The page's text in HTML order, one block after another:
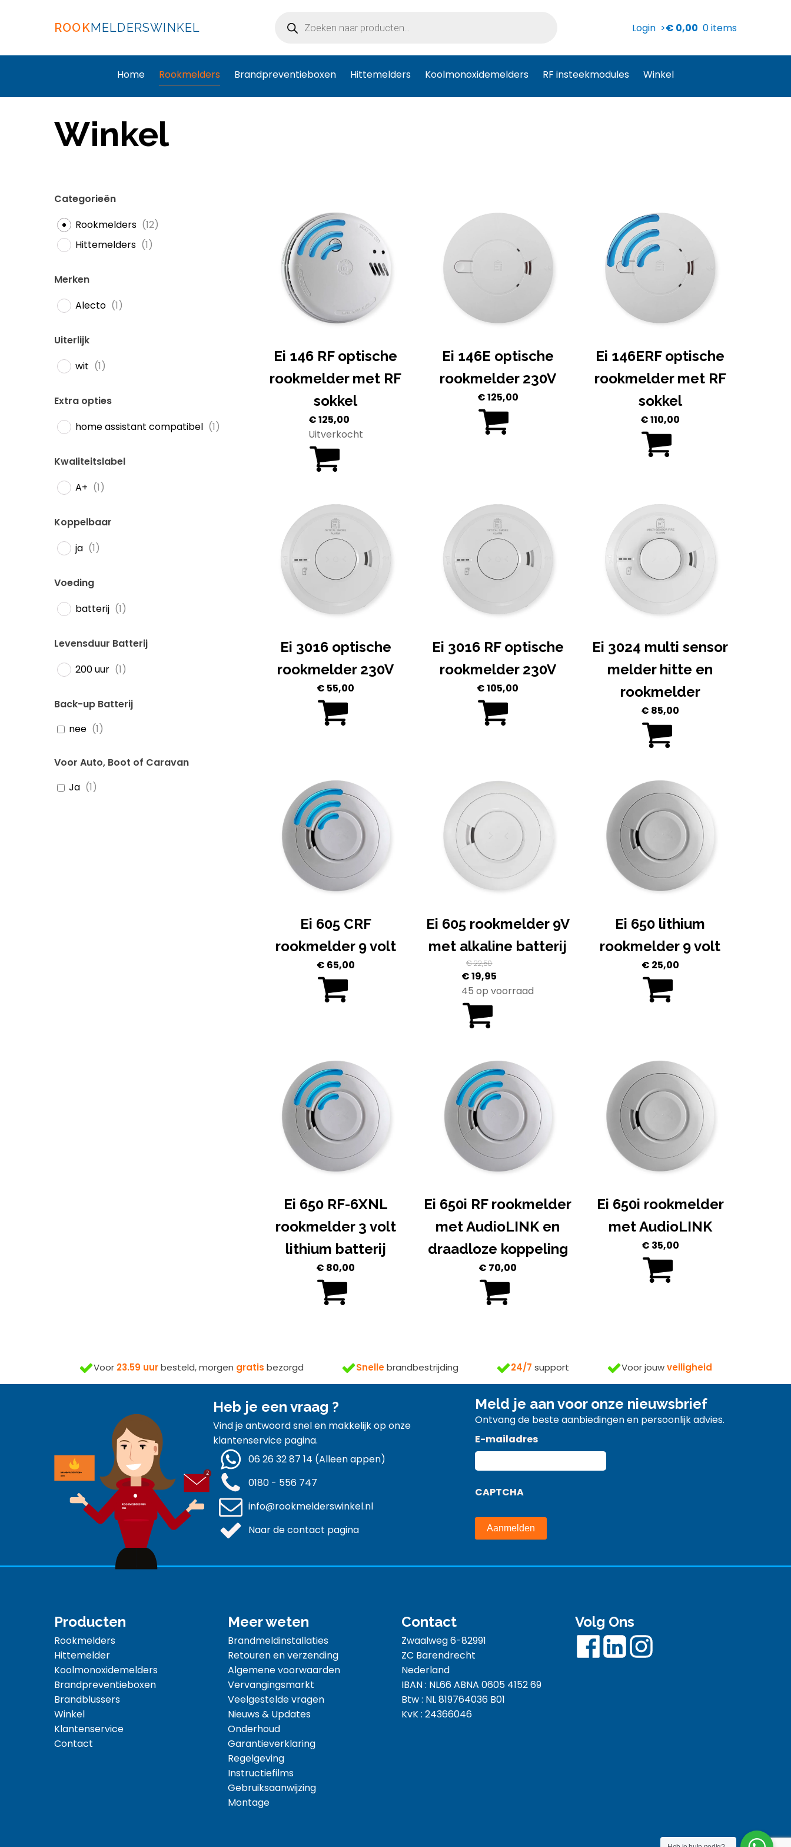
ROOKMELDERSWINKEL
Producten
zoeken
Login >€ 0,00 0 items
Home Rookmelders Brandpreventieboxen Hittemelders Koolmonoxidemelders RF insteekmodules Winkel
Winkel
Categorieën
Rookmelders (12)
Hittemelders (1)
Merken
Alecto (1)
Uiterlijk
wit (1)
Extra opties
home assistant compatibel (1)
Kwaliteitslabel
A+ (1)
Koppelbaar
ja (1)
Voeding
batterij (1)
Levensduur Batterij
200 uur (1)
Back-up Batterij
nee (1)
Voor Auto, Boot of Caravan
Ja (1)
Ei 146 RF optische
rookmelder met RF
sokkel
€125,00
Uitverkocht
Ei 146E optische
rookmelder 230V
€125,00
Ei 146ERF optische
rookmelder met RF
sokkel
€110,00
Ei 3016 optische
rookmelder 230V
€ 55,00
Ei 3016 RF optische
rookmelder 230V
€105,00
Ei 3024 multi sensor
melder hitte en
rookmelder
€ 85,00
Ei 605 CRF
rookmelder 9 volt
€ 65,00
Ei 605 rookmelder 9V
met alkaline batterij
€22,50
Oorspronkelijke
prijs
was:
€ 22,50.
€19,95
prijs
45 op voorraad
Ei 650 lithium
rookmelder 9 volt
€ 25,00
Ei 650 RF-6XNL
rookmelder 3 volt
lithium batterij
€ 80,00
Ei 650i RF rookmelder
met AudioLINK en
draadloze koppeling
€ 70,00
Ei 650i rookmelder
met AudioLINK
€ 35,00
Voor 23.59 uurbesteld, morgen gratis bezorgd Snellebrandbestrijding 24/7 support Voor jouwveiligheid
Heb je een vraag ?
Vind je antwoord snel en makkelijk op onze
klantenservice pagina.
06 26 32 87 14 (Alleen appen)
0180 - 556 747
info@rookmelderswinkel.nl
Naar de contact pagina
Meld je aan voor onze nieuwsbrief
Ontvang de beste aanbiedingen en persoonlijk advies.
E-mailadres
CAPTCHA
Producten
Rookmelders
Hittemelder
Koolmonoxidemelders
Brandpreventieboxen
Brandblussers
Winkel
Klantenservice
Contact
Meer weten
Brandmeldinstallaties
Retouren en verzending
Algemene voorwaarden
Vervangingsmarkt
Veelgestelde vragen
Nieuws & Updates
Onderhoud
Garantieverklaring
Regelgeving
Instructiefilms
Gebruiksaanwijzing
Montage
Contact
Zwaalweg 6-82991
ZC Barendrecht
Nederland
IBAN : NL66 ABNA 0605 4152 69
Btw : NL 819764036 B01
KvK : 24366046
Volg Ons